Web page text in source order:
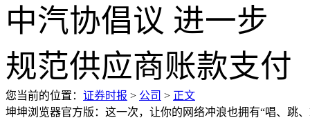
您当前的位置： 证券时报 > 公司 > 正文
坤坤浏览器官方版：这一次，让你的网络冲浪也拥有“唱、跳